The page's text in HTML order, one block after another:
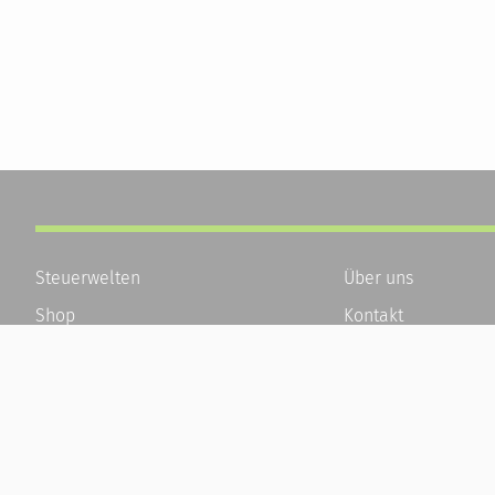
Steuerwelten
Shop
Über uns
Kontakt